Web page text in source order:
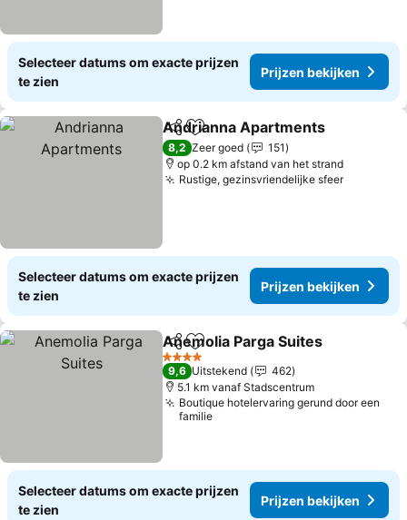
Selecteer datums om exacte prijzen
te zien
Prijzen bekijken
DelenToevoegen aan favorieten
Andrianna Apartments
8,2 Zeer goed
151
op 0.2 km afstand van het strand
Rustige, gezinsvriendelijke sfeer
Selecteer datums om exacte prijzen
te zien
Prijzen bekijken
DelenToevoegen aan favorieten
Anemolia Parga Suites
4 Sterren
9,6 Uitstekend
462
5.1 km vanaf Stadscentrum
Boutique hotelervaring gerund door een
familie
Selecteer datums om exacte prijzen
te zien
Prijzen bekijken